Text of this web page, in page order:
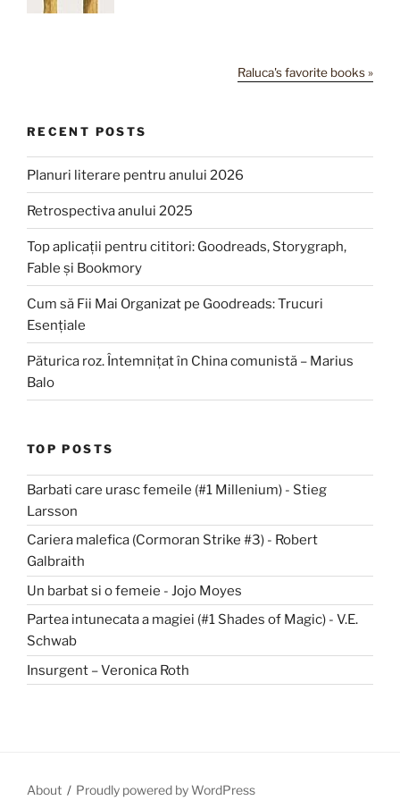
Raluca's favorite books »
RECENT POSTS
Planuri literare pentru anului 2026
Retrospectiva anului 2025
Top aplicații pentru cititori: Goodreads, Storygraph,
Fable și Bookmory
Cum să Fii Mai Organizat pe Goodreads: Trucuri
Esențiale
Păturica roz. Întemnițat în China comunistă – Marius
Balo
TOP POSTS
Barbati care urasc femeile (#1 Millenium) - Stieg
Larsson
Cariera malefica (Cormoran Strike #3) - Robert
Galbraith
Un barbat si o femeie - Jojo Moyes
Partea intunecata a magiei (#1 Shades of Magic) - V.E.
Schwab
Insurgent – Veronica Roth
About Proudly powered by WordPress